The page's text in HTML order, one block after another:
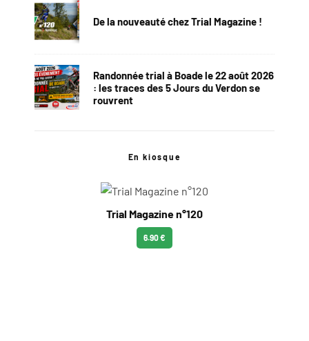
De la nouveauté chez Trial Magazine !
Randonnée trial à Boade le 22 août 2026
: les traces des 5 Jours du Verdon se
rouvrent
En kiosque
Trial Magazine n°120
6.90 €